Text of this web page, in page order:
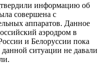
информацию об
совершена с
аппаратов. Данное
аэродром в
и Белоруссии пока
ситуации не давали